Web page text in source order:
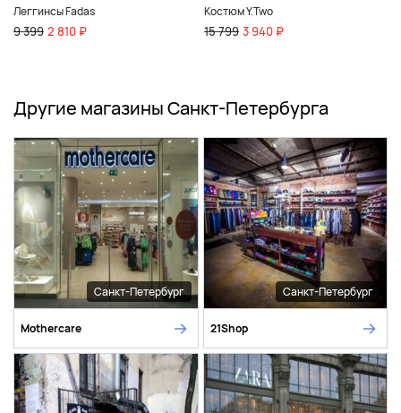
Леггинсы Fadas
9 399 2 810 ₽
Костюм Y.Two
15 799 3 940 ₽
Другие магазины Санкт-Петербурга
Санкт-Петербург
Mothercare
Санкт-Петербург
21Shop